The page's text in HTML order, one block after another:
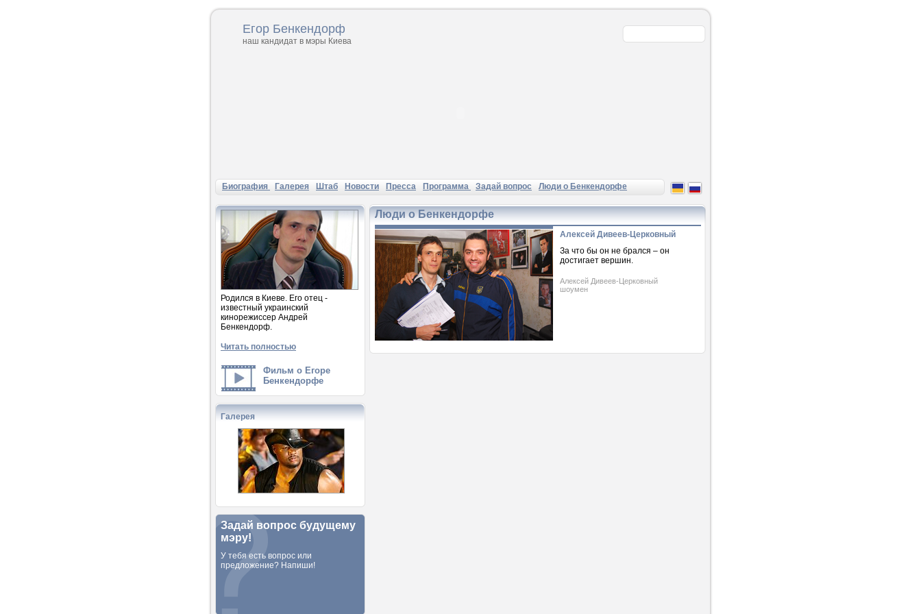
Егор Бенкендорф
наш кандидат в мэры Киева
Биография Галерея Штаб Новости Пресса Программа Задай вопрос Люди о Бенкендорфе
Родился в Киеве. Его отец -
известный украинский
кинорежиссер Андрей
Бенкендорф.
Читать полностью
Фильм о Егоре
Бенкендорфе
Галерея
Задай вопрос будущему
мэру!
У тебя есть вопрос или
предложение? Напиши!
Люди о Бенкендорфе
Алексей Дивеев-Церковный
За что бы он не брался – он
достигает вершин.
Алексей Дивеев-Церковный
шоумен